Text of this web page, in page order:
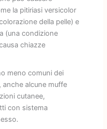
la pitiriasi versicolor
della pelle) e
(una condizione
chiazze
meno comuni dei
anche alcune muffe
cutanee,
con sistema